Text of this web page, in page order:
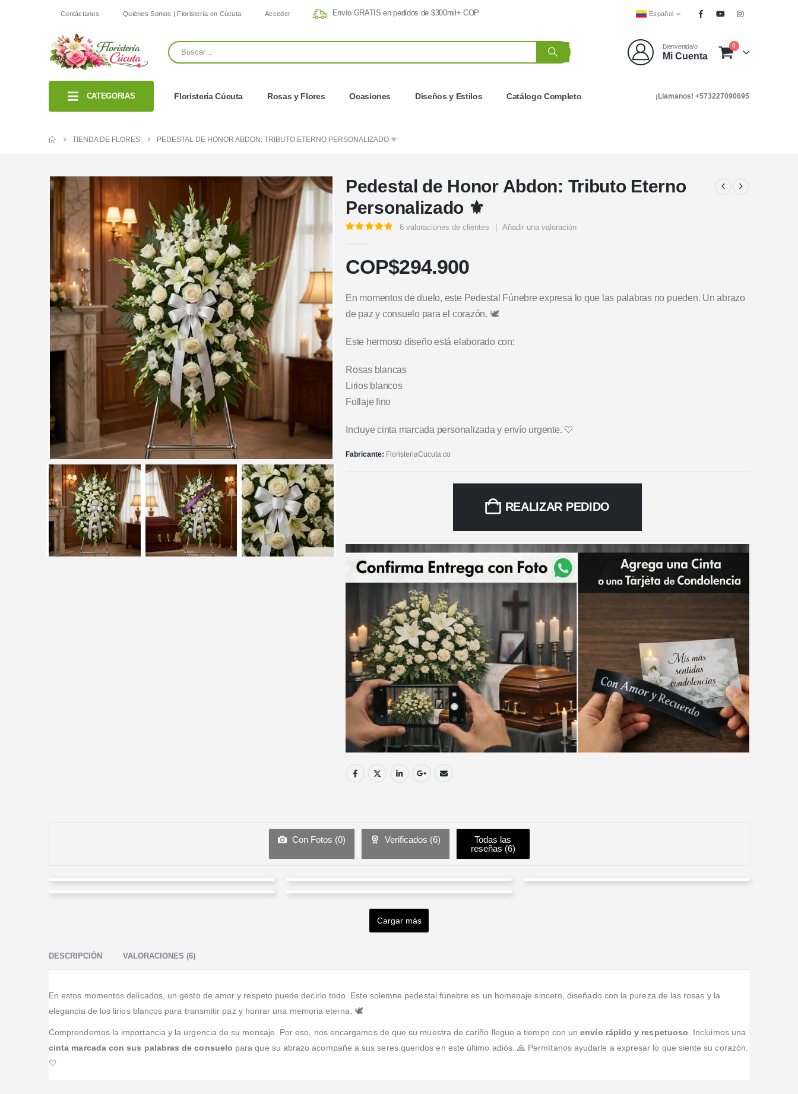
Contáctanos Quiénes Somos | Floristería en Cúcuta Acceder Envío GRATIS en pedidos de $300mil+ COP Español
Bienvenida/o
Mi Cuenta
0
CATEGORIAS Floristería Cúcuta Rosas y Flores Ocasiones Diseños y Estilos Catálogo Completo ¡Llamanos! +573227090695
TIENDA DE FLORES PEDESTAL DE HONOR ABDON: TRIBUTO ETERNO PERSONALIZADO ⚜️
Pedestal de Honor Abdon: Tributo Eterno
Personalizado ⚜️
6 valoraciones de clientes Añadir una valoración
COP$294.900
En momentos de duelo, este Pedestal Fúnebre expresa lo que las palabras no pueden. Un abrazo
de paz y consuelo para el corazón. 🕊️
Este hermoso diseño está elaborado con:
Rosas blancas
Lirios blancos
Follaje fino
Incluye cinta marcada personalizada y envío urgente. 🤍
Fabricante: FloristeriaCucuta.co
REALIZAR PEDIDO
Con Fotos (0) Verificados (6)
Todas las
reseñas (6)
El arreglo para el funeral llegó tal cual como en la foto,
muy bonito y bien presentado.
El arreglo que enviamos para el funeral llegó hermoso
Cargar más
DESCRIPCIÓN VALORACIONES (6)
En estos momentos delicados, un gesto de amor y respeto puede decirlo todo. Este solemne pedestal fúnebre es un homenaje sincero, diseñado con la pureza de las rosas y la
elegancia de los lirios blancos para transmitir paz y honrar una memoria eterna. 🕊️
Comprendemos la importancia y la urgencia de su mensaje. Por eso, nos encargamos de que su muestra de cariño llegue a tiempo con unenvío rápido y respetuoso . Incluimos una
cinta marcada con sus palabras de consuelo para que su abrazo acompañe a sus seres queridos en este último adiós. 🙏 Permítanos ayudarle a expresar lo que siente su corazón.
🤍